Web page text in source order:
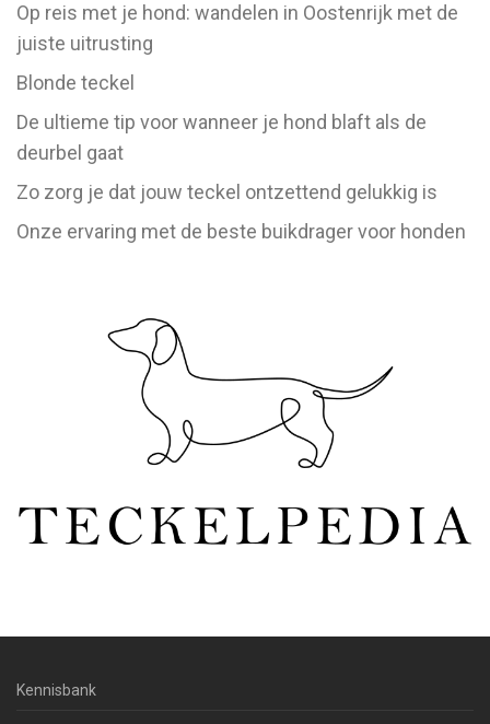
Op reis met je hond: wandelen in Oostenrijk met de
juiste uitrusting
Blonde teckel
De ultieme tip voor wanneer je hond blaft als de
deurbel gaat
Zo zorg je dat jouw teckel ontzettend gelukkig is
Onze ervaring met de beste buikdrager voor honden
Kennisbank